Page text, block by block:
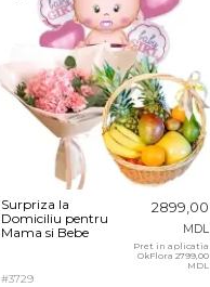
Surpriza la
Domiciliu pentru
Mama si Bebe
#3729
2899,00
MDL
Pret in aplicatia
OkFlora 2799,00
MDL